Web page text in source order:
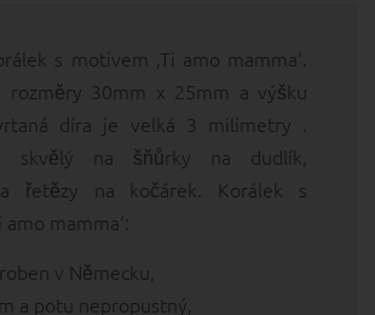
s motivem ‚Ti amo mamma‘.
rozměry 30mm x 25mm a výšku
díra je velká 3 milimetry .
skvělý na šňůrky na dudlík,
řetězy na kočárek. Korálek s
mamma‘:
v Německu,
a potu nepropustný,